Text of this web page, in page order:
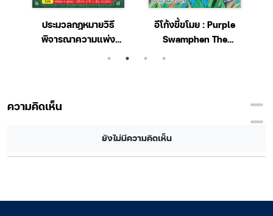
ประมวลกฎหมายวิธี
พิจารณาความแพ่ง
ฉบับจับประเด็น 2564
อีโก้งขี้ขโมย : Purple
Swamphen The
ความคิดเห็น
ยังไม่มีความคิดเห็น